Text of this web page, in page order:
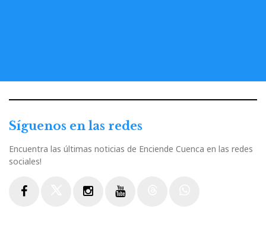
Síguenos en las redes
Encuentra las últimas noticias de Enciende Cuenca en las redes
sociales!